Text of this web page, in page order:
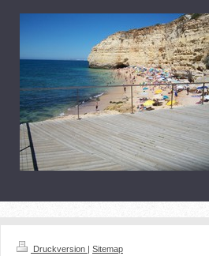
Druckversion | Sitemap